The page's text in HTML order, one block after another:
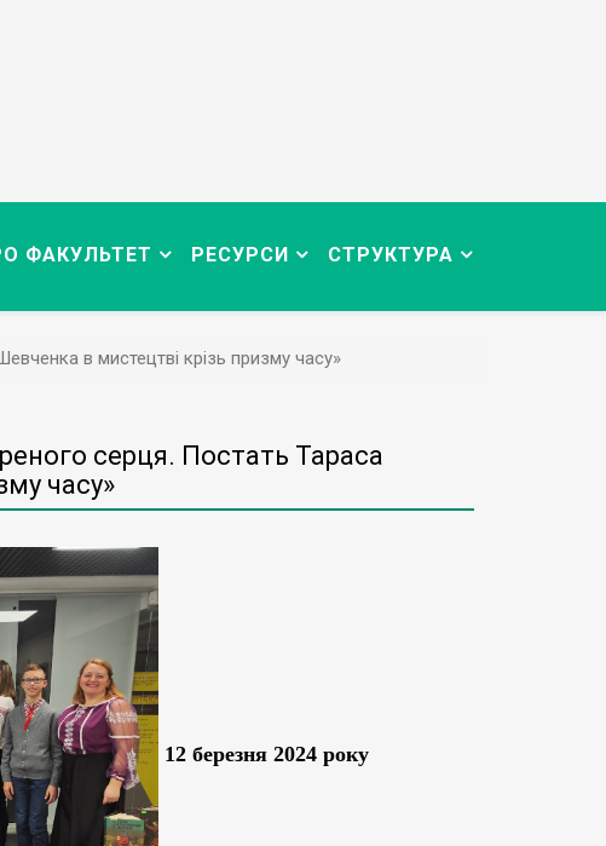
ФАКУЛЬТЕТ РЕСУРСИ СТРУКТУРА
в мистецтві крізь призму часу»
серця. Постать Тараса
часу»
12 березня 2024 року